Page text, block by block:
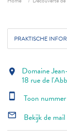
PRAKTISCHE
location_on Domaine
18 rue de
smartphone Toon nummer
mail_outline Bekijk de mail